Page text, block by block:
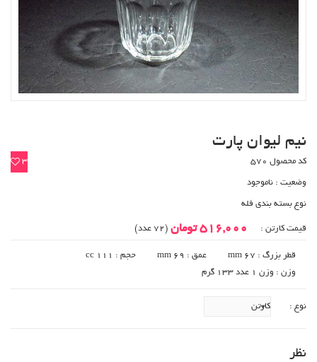
نیم لیوان پارت
3 کد محصول 570
وضعیت : ناموجود
نوع بسته بندی فله
قیمت کارتن : 516,000 تومان (72 عدد)
قطر بزرگ : mm 67 عمق : mm 69
حجم : cc 111
وزن : وزن 1 عدد 133 گرم
نوع :
نظر